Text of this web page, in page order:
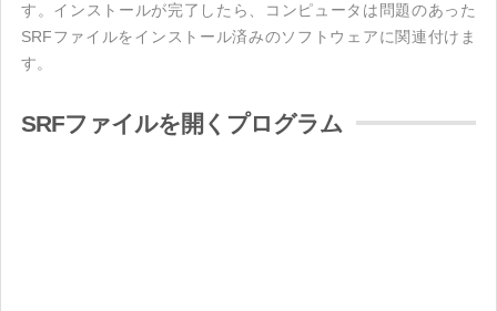
す。インストールが完了したら、コンピュータは問題のあった
SRFファイルをインストール済みのソフトウェアに関連付けま
す。
SRFファイルを開くプログラム